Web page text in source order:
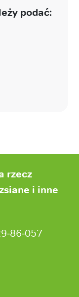
podać:
rzecz
i inne